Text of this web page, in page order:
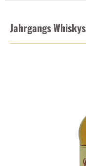
Jahrgangs Whiskys